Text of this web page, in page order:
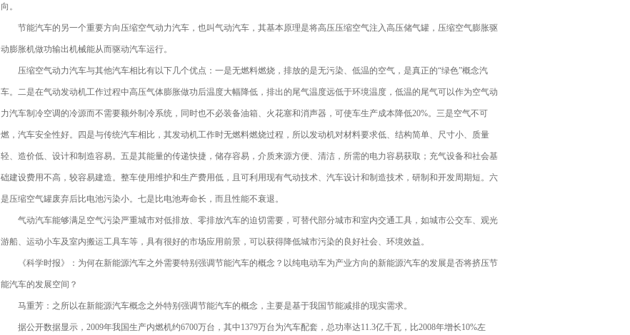
向。
节能汽车的另一个重要方向压缩空气动力汽车，也叫气动汽车，其基本原理是将高压压缩空气注入高压储气罐，压缩空气膨胀驱
动膨胀机做功输出机械能从而驱动汽车运行。
压缩空气动力汽车与其他汽车相比有以下几个优点：一是无燃料燃烧，排放的是无污染、低温的空气，是真正的“绿色”概念汽
车。二是在气动发动机工作过程中高压气体膨胀做功后温度大幅降低，排出的尾气温度远低于环境温度，低温的尾气可以作为空气动
力汽车制冷空调的冷源而不需要额外制冷系统，同时也不必装备油箱、火花塞和消声器，可使车生产成本降低20%。三是空气不可
燃，汽车安全性好。四是与传统汽车相比，其发动机工作时无燃料燃烧过程，所以发动机对材料要求低、结构简单、尺寸小、质量
轻、造价低、设计和制造容易。五是其能量的传递快捷，储存容易，介质来源方便、清洁，所需的电力容易获取；充气设备和社会基
础建设费用不高，较容易建造。整车使用维护和生产费用低，且可利用现有气动技术、汽车设计和制造技术，研制和开发周期短。六
是压缩空气罐废弃后比电池污染小。七是比电池寿命长，而且性能不衰退。
气动汽车能够满足空气污染严重城市对低排放、零排放汽车的迫切需要，可替代部分城市和室内交通工具，如城市公交车、观光
游船、运动小车及室内搬运工具车等，具有很好的市场应用前景，可以获得降低城市污染的良好社会、环境效益。
《科学时报》：为何在新能源汽车之外需要特别强调节能汽车的概念？以纯电动车为产业方向的新能源汽车的发展是否将挤压节
能汽车的发展空间？
马重芳：之所以在新能源汽车概念之外特别强调节能汽车的概念，主要是基于我国节能减排的现实需求。
据公开数据显示，2009年我国生产内燃机约6700万台，其中1379万台为汽车配套，总功率达11.3亿千瓦，比2008年增长10%左